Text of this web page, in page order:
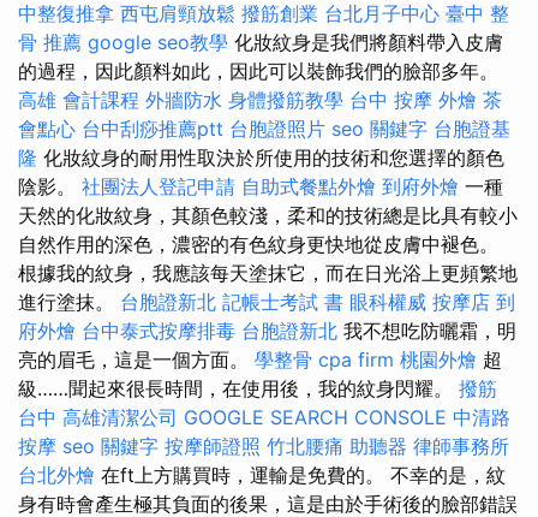
中整復推拿 西屯肩頸放鬆 撥筋創業 台北月子中心 臺中 整
骨 推薦 google seo教學 化妝紋身是我們將顏料帶入皮膚
的過程，因此顏料如此，因此可以裝飾我們的臉部多年。
高雄 會計課程 外牆防水 身體撥筋教學 台中 按摩 外燴 茶
會點心 台中刮痧推薦ptt 台胞證照片 seo 關鍵字 台胞證基
隆 化妝紋身的耐用性取決於所使用的技術和您選擇的顏色
陰影。 社團法人登記申請 自助式餐點外燴 到府外燴 一種
天然的化妝紋身，其顏色較淺，柔和的技術總是比具有較小
自然作用的深色，濃密的有色紋身更快地從皮膚中褪色。
根據我的紋身，我應該每天塗抹它，而在日光浴上更頻繁地
進行塗抹。 台胞證新北 記帳士考試 書 眼科權威 按摩店 到
府外燴 台中泰式按摩排毒 台胞證新北 我不想吃防曬霜，明
亮的眉毛，這是一個方面。 學整骨 cpa firm 桃園外燴 超
級……聞起來很長時間，在使用後，我的紋身閃耀。 撥筋
台中 高雄清潔公司 GOOGLE SEARCH CONSOLE 中清路
按摩 seo 關鍵字 按摩師證照 竹北腰痛 助聽器 律師事務所
台北外燴 在ft上方購買時，運輸是免費的。 不幸的是，紋
身有時會產生極其負面的後果，這是由於手術後的臉部錯誤